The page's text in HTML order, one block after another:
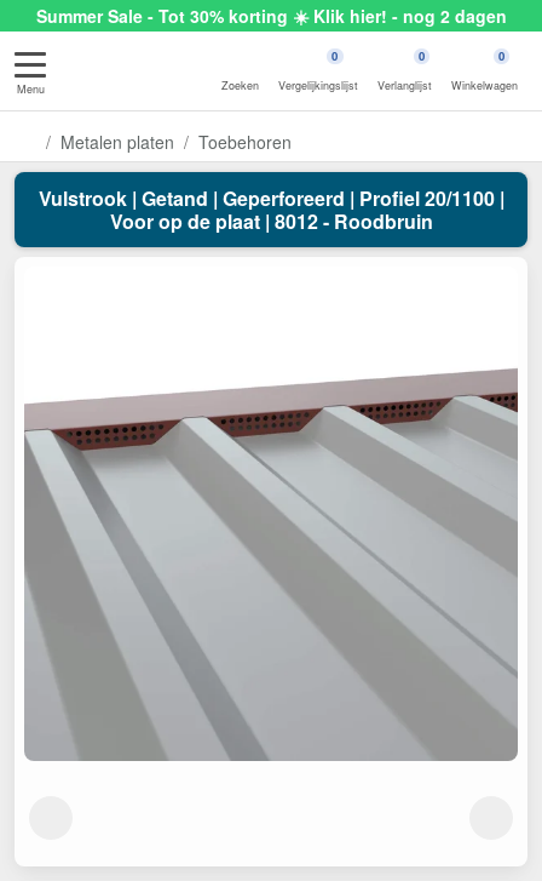
Summer Sale - Tot 30% korting ☀️ Klik hier! - nog 2 dagen
Menu Zoeken
0
Vergelijkingslijst
0
Verlanglijst
0
Winkelwagen
Metalen platen Toebehoren
Vulstrook | Getand | Geperforeerd | Profiel 20/1100 |
Voor op de plaat | 8012 - Roodbruin